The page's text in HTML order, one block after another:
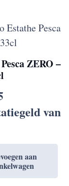
ZERO –
van
aan